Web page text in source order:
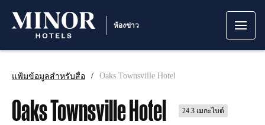
ห้องข่าว
แฟ้มข้อมูลสำหรับสื่อ Oaks Townsville Hotel
Oaks Townsville Hotel 24.3 เมกะไบต์